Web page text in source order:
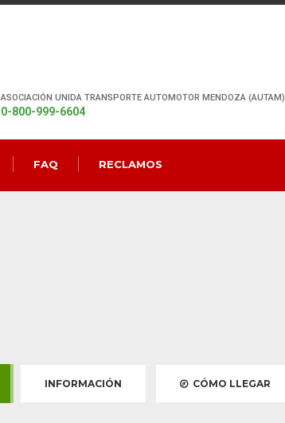
ASOCIACIÓN UNIDA TRANSPORTE AUTOMOTOR MENDOZA (AUTAM)
0-800-999-6604
FAQ RECLAMOS
INFORMACIÓN CÓMO LLEGAR